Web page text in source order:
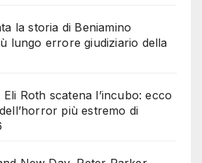
la storia di Beniamino
lungo errore giudiziario della
Roth scatena l’incubo: ecco
più estremo di